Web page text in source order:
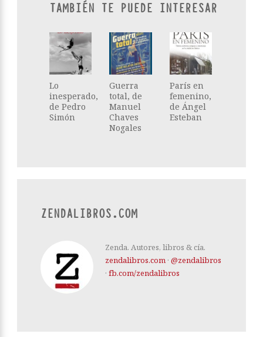
TAMBIÉN TE PUEDE INTERESAR
Lo
inesperado,
de Pedro
Simón
Guerra
total, de
Manuel
Chaves
Nogales
París en
femenino,
de Ángel
Esteban
ZENDALIBROS.COM
Zenda. Autores, libros & cía.
zendalibros.com · @zendalibros
· fb.com/zendalibros